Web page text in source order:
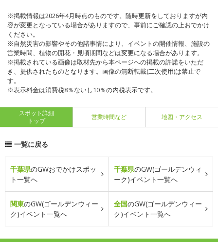
※掲載情報は2026年4月時点のものです。随時更新をしておりますが内
容が変更となっている場合がありますので、事前にご確認の上おでかけ
ください。
※自然災害の影響やその他諸事情により、イベントの開催情報、施設の
営業時間、植物の開花・見頃期間などは変更になる場合があります。
※掲載されている画像は取材先から本ページへの掲載の許諾をいただ
き、提供されたものとなります。画像の無断転載(二次使用)は禁止で
す。
※表示料金は消費税8％ないし10％の内税表示です。
スポット詳細
トップ
営業時間など 地図・アクセス
一覧に戻る
千葉県のGWおでかけスポッ
ト一覧へ
千葉県のGW(ゴールデンウィ
ーク)イベント一覧へ
関東のGW(ゴールデンウィー
ク)イベント一覧へ
全国のGW(ゴールデンウィー
ク)イベント一覧へ